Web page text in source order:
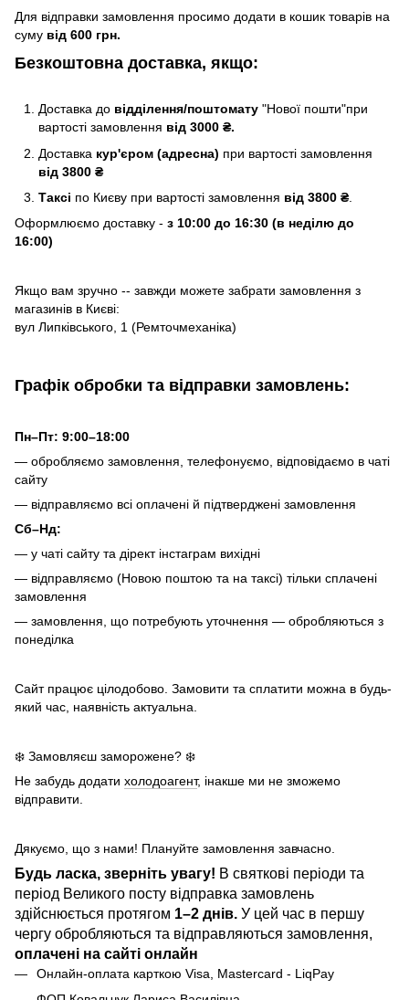
Для відправки замовлення просимо додати в кошик товарів на
суму від 600 грн.
Безкоштовна доставка, якщо:
Доставка до відділення/поштомату "Нової пошти"при
вартості замовлення від 3000 ₴.
Доставка кур'єром (адресна) при вартості замовлення
від 3800 ₴
Таксі по Києву при вартості замовлення від 3800 ₴.
Оформлюємо доставку - з 10:00 до 16:30 (в неділю до
16:00)
Якщо вам зручно -- завжди можете забрати замовлення з
магазинів в Києві:
вул Липківського, 1 (Ремточмеханіка)
Графік обробки та відправки замовлень:
Пн–Пт: 9:00–18:00
— обробляємо замовлення, телефонуємо, відповідаємо в чаті
сайту
— відправляємо всі оплачені й підтверджені замовлення
Сб–Нд:
— у чаті сайту та дірект інстаграм вихідні
— відправляємо (Новою поштою та на таксі) тільки сплачені
замовлення
— замовлення, що потребують уточнення — обробляються з
понеділка
Сайт працює цілодобово. Замовити та сплатити можна в будь-
який час, наявність актуальна.
❄️ Замовляєш заморожене? ❄️
Не забудь додати холодоагент, інакше ми не зможемо
відправити.
Дякуємо, що з нами! Плануйте замовлення завчасно.
Будь ласка, зверніть увагу! В святкові періоди та
період Великого посту відправка замовлень
здійснюється протягом 1–2 днів. У цей час в першу
чергу обробляються та відправляються замовлення,
оплачені на сайті онлайн
Онлайн-оплата карткою Visa, Mastercard - LiqPay